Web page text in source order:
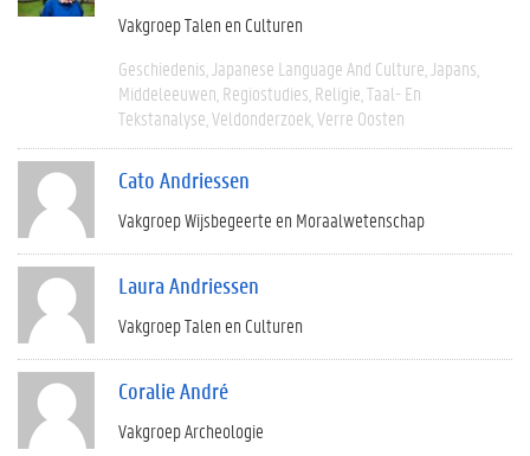
Vakgroep Talen en Culturen
Geschiedenis Japanese Language And Culture Japans
Middeleeuwen Regiostudies Religie Taal- En
Tekstanalyse Veldonderzoek Verre Oosten
Cato Andriessen
Vakgroep Wijsbegeerte en Moraalwetenschap
Laura Andriessen
Vakgroep Talen en Culturen
Coralie André
Vakgroep Archeologie